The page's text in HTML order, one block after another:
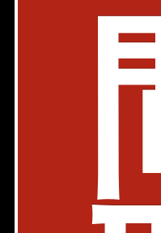
半蔵門
2LDK
76.53